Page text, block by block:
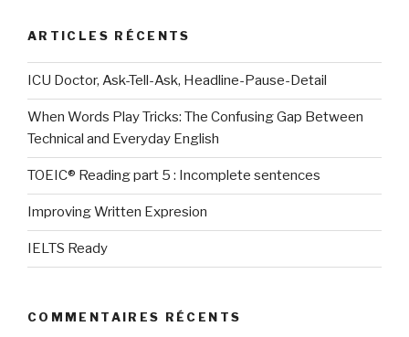
ARTICLES RÉCENTS
ICU Doctor, Ask-Tell-Ask, Headline-Pause-Detail
When Words Play Tricks: The Confusing Gap Between
Technical and Everyday English
TOEIC® Reading part 5 : Incomplete sentences
Improving Written Expresion
IELTS Ready
COMMENTAIRES RÉCENTS